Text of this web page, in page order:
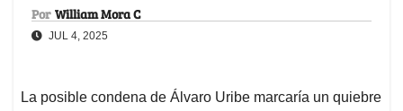
Por William Mora C
JUL 4, 2025
La posible condena de Álvaro Uribe marcaría un quiebre